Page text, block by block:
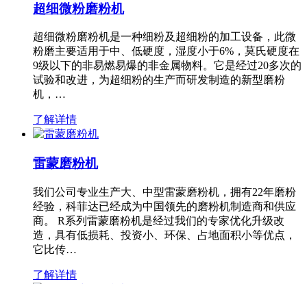
超细微粉磨粉机
超细微粉磨粉机是一种细粉及超细粉的加工设备，此微
粉磨主要适用于中、低硬度，湿度小于6%，莫氏硬度在
9级以下的非易燃易爆的非金属物料。它是经过20多次的
试验和改进，为超细粉的生产而研发制造的新型磨粉
机，…
了解详情
雷蒙磨粉机
我们公司专业生产大、中型雷蒙磨粉机，拥有22年磨粉
经验，科菲达已经成为中国领先的磨粉机制造商和供应
商。 R系列雷蒙磨粉机是经过我们的专家优化升级改
造，具有低损耗、投资小、环保、占地面积小等优点，
它比传…
了解详情